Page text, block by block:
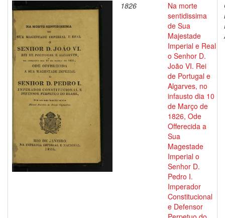
1826
Na morte
sentidissima
de Sua
Majestade
Imperial e Real
o Senhor D.
João VI. Rei
de Portugal e
Algarves, no
infausto dia 10
de Março de
1826, Ode
Offerecida a
Sua
Magestade
Imperial o
Senhor D.
Pedro I.
Imperador
Constitucional
e Defensor